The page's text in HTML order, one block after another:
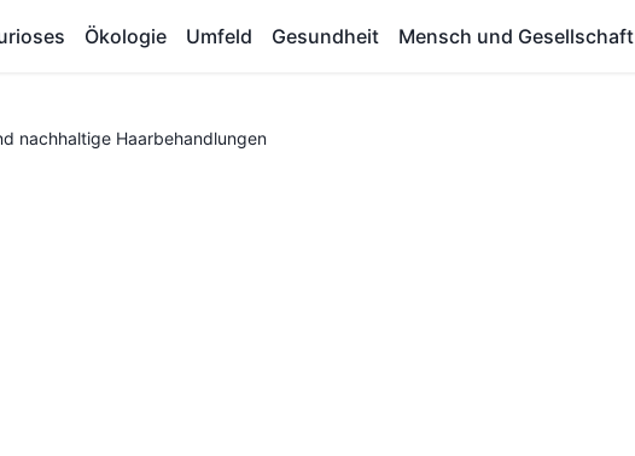
Ökologie Umfeld Gesundheit Mensch und Gesellschaft
nachhaltige Haarbehandlungen